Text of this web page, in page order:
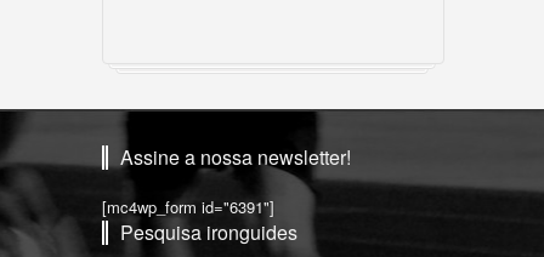
Assine a nossa newsletter!
[mc4wp_form id="6391"]
Pesquisa ironguides